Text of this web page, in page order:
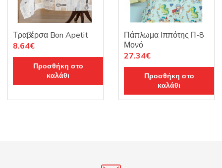
Τραβέρσα Bon Apetit
Original
price
8.64€Η
τρέχουσα
τιμή
είναι:
Προσθήκη στο
καλάθι
Πάπλωμα Ιππότης Π-8
Μονό
Original
price
27.34€Η
τρέχουσα
τιμή
είναι:
27.34€.
Προσθήκη στο
καλάθι